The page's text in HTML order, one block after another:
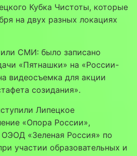
Кубка Чистоты, которые
на двух разных локациях
СМИ: было записано
«Пятнашки» на «России-
видеосъемка для акции
созидания».
Липецкое
«Опора России»,
ОЭОД «Зеленая Россия» по
участии образовательных и